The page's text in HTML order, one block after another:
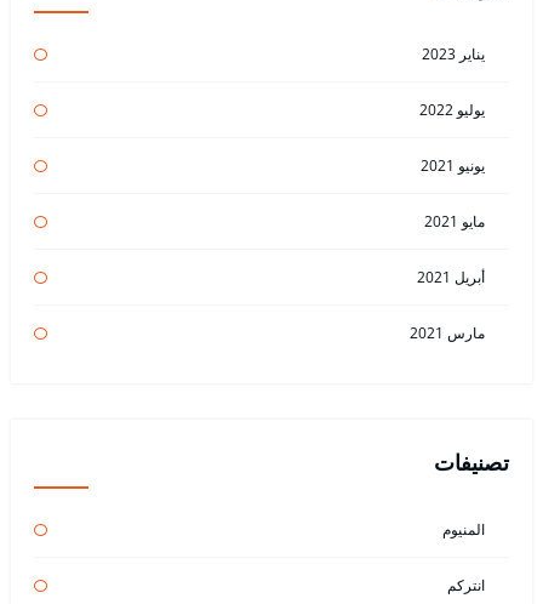
يناير 2023
يوليو 2022
يونيو 2021
مايو 2021
أبريل 2021
مارس 2021
تصنيفات
المنيوم
انتركم